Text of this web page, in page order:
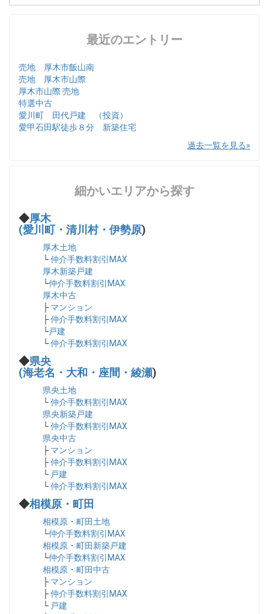
最近のエントリー
売地 厚木市飯山南
売地 厚木市山際
厚木市山際 売地
特選中古
愛川町 田代戸建 （投資）
愛甲石田駅徒歩８分 新築住宅
過去一覧を見る
細かいエリアから探す
◆厚木
(愛川町・清川村・伊勢原)
厚木土地
└仲介手数料割引MAX
厚木新築戸建
└仲介手数料割引MAX
厚木中古
├ マンション
├仲介手数料割引MAX
└戸建
└仲介手数料割引MAX
◆県央
(海老名・大和・座間・綾瀬)
県央土地
└仲介手数料割引MAX
県央新築戸建
└仲介手数料割引MAX
県央中古
├ マンション
├仲介手数料割引MAX
└ 戸建
└仲介手数料割引MAX
◆相模原・町田
相模原・町田土地
└仲介手数料割引MAX
相模原・町田新築戸建
└仲介手数料割引MAX
相模原・町田中古
├ マンション
├仲介手数料割引MAX
└ 戸建